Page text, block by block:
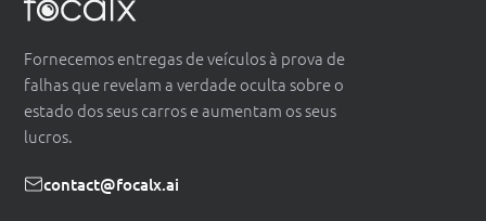
Fornecemos entregas de veículos à prova de
falhas que revelam a verdade oculta sobre o
estado dos seus carros e aumentam os seus
lucros.
contact@focalx.ai